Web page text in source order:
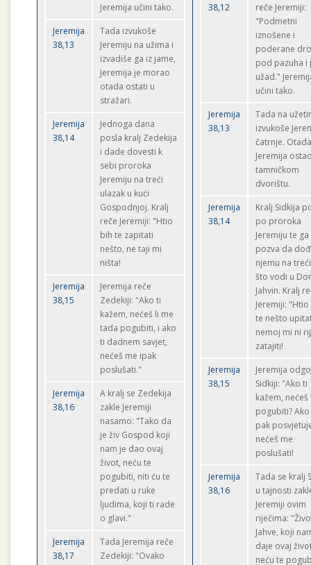
Jeremija učini tako.
Jeremija
38,13
Tada izvukoše
Jeremiju na užima i
izvadiše ga iz jame,
Jeremija je morao
otada ostati u
stražari.
Jeremija
38,14
Jednoga dana
posla kralj Zedekija
i dade dovesti k
sebi proroka
Jeremiju na treći
ulazak u kući
Gospodnjoj. Kralj
reče Jeremiji: "Htio
bih te zapitati
nešto, ne taji mi
ništa!
Jeremija
38,15
Jeremija reče
Zedekiji: "Ako ti
kažem, nećeš li me
tada pogubiti, i ako
ti dadnem savjet,
nećeš me ipak
poslušati."
Jeremija
38,16
A kralj se Zedekija
zakle Jeremiji
nasamo: "Tako da
je živ Gospod koji
nam je dao ovaj
život, neću te
pogubiti, niti ću te
predati u ruke
ljudima, koji ti rade
o glavi."
Jeremija
38,17
Tada Jeremija reče
Zedekiji: "Ovako
38,12
reče Jeremiji:
"Podmetni
iznošene i
poderane
pod pazuha i
užad."
učini tako.
Jeremija
38,13
Tada na
izvukoše
čatrnje.
Jeremija
tamničkom
dvorištu.
Jeremija
38,14
Kralj Sidkija
po proroka
Jeremiju te ga
pozva da
njemu na
što vodi u
Jahvin. Kralj
Jeremiji:
te nešto
nemoj mi ni
zatajiti!
Jeremija
38,15
Jeremija
Sidkiji: "Ako ti
kažem, nećeš
pogubiti?
pak
nećeš me
poslušati!
Jeremija
38,16
Tada se kralj
u tajnosti
Jeremiji ovim
riječima:
Jahve, koji
daje ovaj
neću te